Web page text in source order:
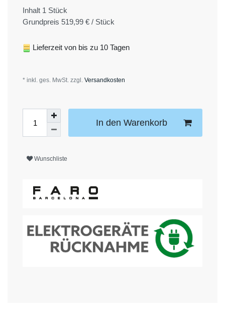
Inhalt 1 Stück
Grundpreis 519,99 € / Stück
Lieferzeit von bis zu 10 Tagen
* inkl. ges. MwSt. zzgl. Versandkosten
In den Warenkorb
Wunschliste